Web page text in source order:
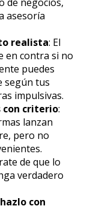
asesoría
realista: El
en contra si no
puedes
según tus
impulsivas.
con criterio:
lanzan
pero no
de que lo
verdadero
con